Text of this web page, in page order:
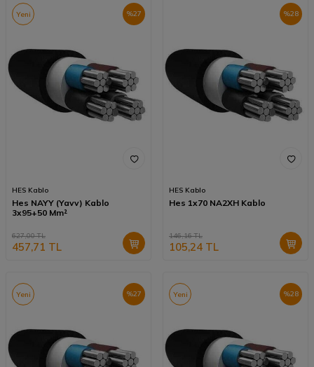
%27
Yeni
HES Kablo
Hes NAYY (Yavv) Kablo
3x95+50 Mm²
627,00TL
457,71 TL
%28
HES Kablo
Hes 1x70 NA2XH Kablo
146,16TL
105,24 TL
%27
Yeni %28
Yeni